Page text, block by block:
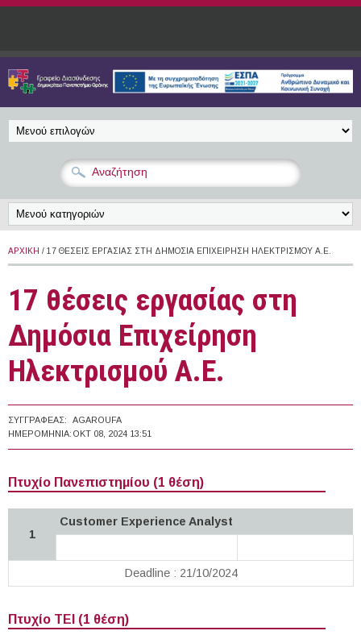
Παράκαμψη προς το κυρίως περιεχόμενο
ΑΡΧΙΚΉ / 17 ΘΈΣΕΙΣ ΕΡΓΑΣΊΑΣ ΣΤΗ ΔΗΜΌΣΙΑ ΕΠΙΧΕΊΡΗΣΗ ΗΛΕΚΤΡΙΣΜΟΎ Α.Ε.
17 θέσεις εργασίας στη
Δημόσια Επιχείρηση
Ηλεκτρισμού Α.Ε.
ΣΥΓΓΡΑΦΈΑΣ:
AGAROUFA
ΗΜΕΡΟΜΗΝΊΑ: ΟΚΤ 08, 2024 13:51
Πτυχίο Πανεπιστημίου (1 θέση)
1
Customer Experience Analyst
Deadline : 21/10/2024
Πτυχίο ΤΕΙ (1 θέση)